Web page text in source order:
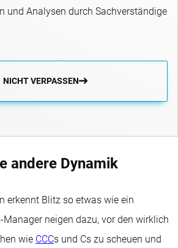
und Analysen durch Sachverständige
NICHT VERPASSEN
andere Dynamik
erkennt Blitz so etwas wie ein
neigen dazu, vor den wirklich
wie CCCs und Cs zu scheuen und